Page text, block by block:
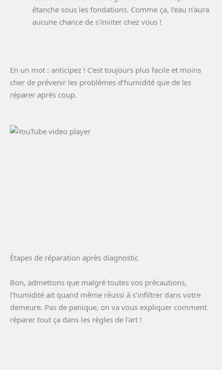
étanche sous les fondations. Comme ça, l’eau n’aura
aucune chance de s’inviter chez vous !
En un mot : anticipez ! C’est toujours plus facile et moins
cher de prévenir les problèmes d’humidité que de les
réparer après coup.
Étapes de réparation après diagnostic
Bon, admettons que malgré toutes vos précautions,
l’humidité ait quand même réussi à s’infiltrer dans votre
demeure. Pas de panique, on va vous expliquer comment
réparer tout ça dans les règles de l’art !